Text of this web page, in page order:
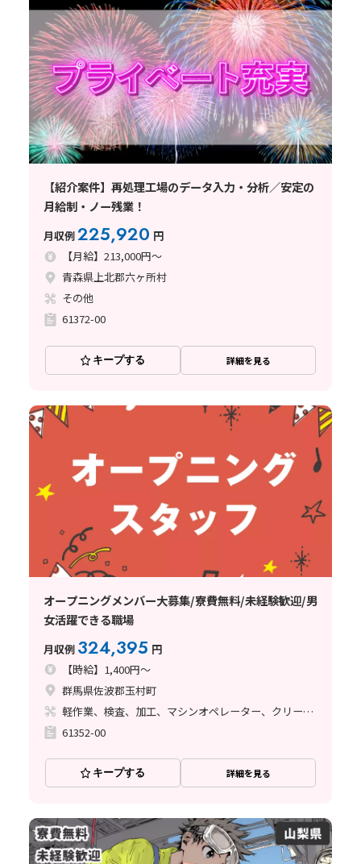
【紹介案件】再処理工場のデータ入力・分析／安定の
月給制・ノー残業！
月収例225,920 円
【月給】213,000円～
青森県上北郡六ヶ所村
その他
61372-00
キープする 詳細を見る
オープニングメンバー大募集/寮費無料/未経験歓迎/男
女活躍できる職場
月収例 324,395 円
【時給】1,400円～
群馬県佐波郡玉村町
軽作業、検査、加工、マシンオペレーター、クリーンルーム、清掃・洗浄、品質管理、立ち作業、その他
61352-00
キープする 詳細を見る